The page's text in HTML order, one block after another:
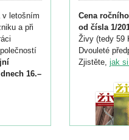
v letošním
a při
16.–
Cena
od čísla 1/
Živy (tedy 59
Dvouleté
Zjistěte, jak